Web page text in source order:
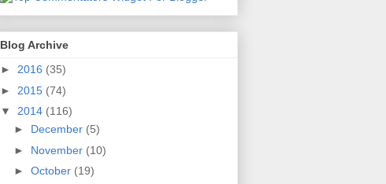
Blog Archive
► 2016 (35)
► 2015 (74)
▼ 2014 (116)
► December (5)
► November (10)
► October (19)